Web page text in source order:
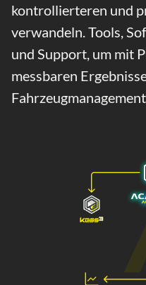
kontrollierteren und
verwandeln. Tools,
und Support, um mit
messbaren